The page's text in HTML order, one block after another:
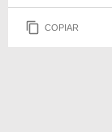
COPIAR